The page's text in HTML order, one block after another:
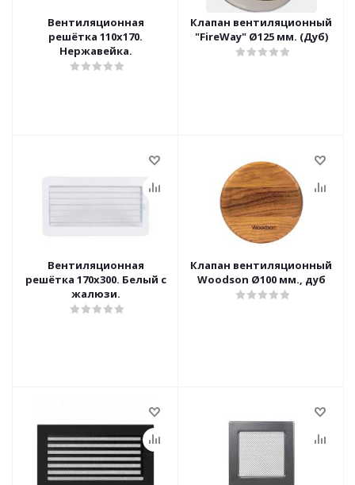
Вентиляционная
решётка 110х170.
Нержавейка.
Клапан вентиляционный
"FireWay" Ø125 мм. (Дуб)
Вентиляционная
решётка 170х300. Белый с
жалюзи.
Клапан вентиляционный
Woodson Ø100 мм., дуб